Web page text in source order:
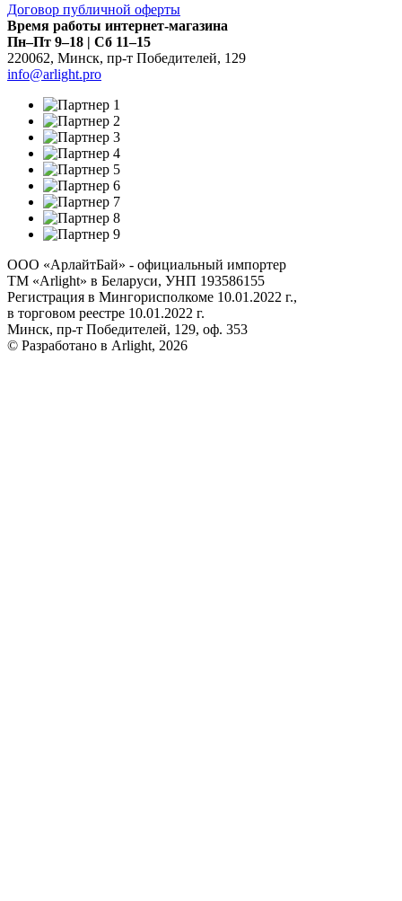
Договор публичной оферты
Время работы интернет-магазина
Пн–Пт 9–18 | Сб 11–15
220062, Минск, пр-т Победителей, 129
info@arlight.pro
ООО «АрлайтБай» - официальный импортер
ТМ «Arlight» в Беларуси, УНП 193586155
Регистрация в Мингорисполкоме 10.01.2022 г.,
в торговом реестре 10.01.2022 г.
Минск, пр-т Победителей, 129, оф. 353
© Разработано в Arlight, 2026